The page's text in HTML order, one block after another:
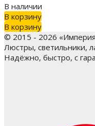
В наличии
В корзину
В корзину
© 2015 - 2026
Люстры, светильники,
Надёжно, быстро, с